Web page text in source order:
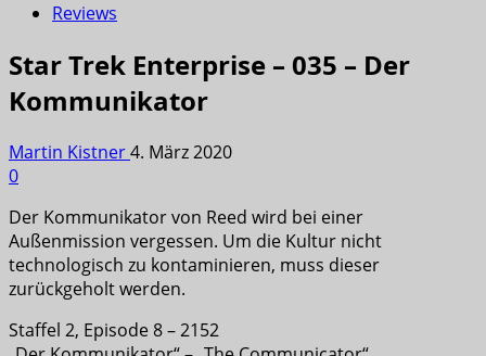
Reviews
Star Trek Enterprise – 035 – Der
Kommunikator
Martin Kistner4. März 2020
0
Der Kommunikator von Reed wird bei einer
Außenmission vergessen. Um die Kultur nicht
technologisch zu kontaminieren, muss dieser
zurückgeholt werden.
Staffel 2, Episode 8 – 2152